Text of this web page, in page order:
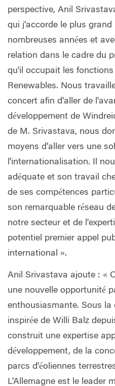
perspective, Anil
qui j'accorde le plus grand
nombreuses années et
relation dans le cadre du
qu'il occupait les fonctions
Renewables. Nous
concert afin d'aller de
développement de
de M. Srivastava, nous
moyens d'aller vers une
l'internationalisation. Il
adéquate et son travail
de ses compétences
son remarquable réseau
notre secteur et de
potentiel premier appel
international ».
Anil Srivastava ajoute : «
une nouvelle opportunité
enthousiasmante. Sous
inspirée de Willi Balz
construit une expertise
développement, de la
parcs d'éoliennes
L'Allemagne est le leader